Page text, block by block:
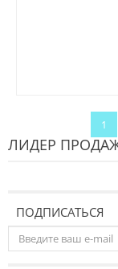
1
ЛИДЕР
ПОДПИСАТЬСЯ